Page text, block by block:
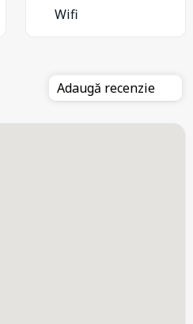
Wifi
Adaugă recenzie